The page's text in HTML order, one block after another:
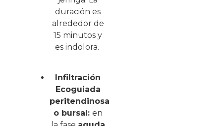
duración es
alrededor de
15 minutos y
es indolora.
Infiltración
Ecoguiada
peritendinosa
o bursal: en